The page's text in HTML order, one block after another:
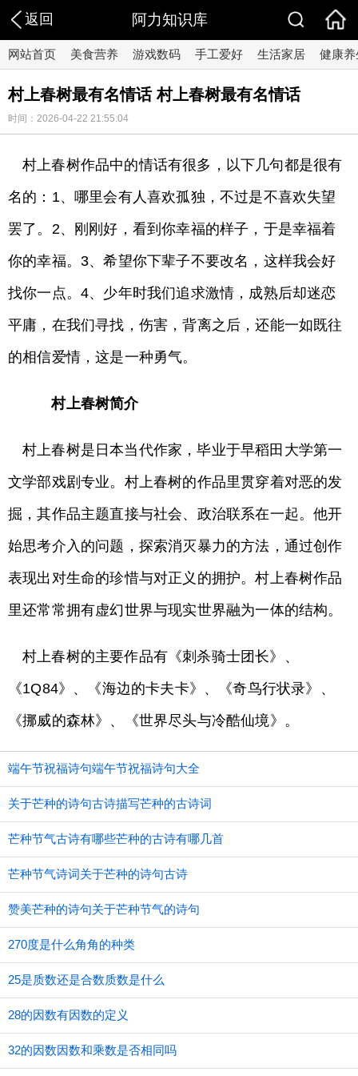
返回 阿力知识库
网站首页 美食营养 游戏数码 手工爱好 生活家居 健康养
村上春树最有名情话 村上春树最有名情话
时间：2026-04-22 21:55:04
村上春树作品中的情话有很多，以下几句都是很有
名的：1、哪里会有人喜欢孤独，不过是不喜欢失望
罢了。2、刚刚好，看到你幸福的样子，于是幸福着
你的幸福。3、希望你下辈子不要改名，这样我会好
找你一点。4、少年时我们追求激情，成熟后却迷恋
平庸，在我们寻找，伤害，背离之后，还能一如既往
的相信爱情，这是一种勇气。
村上春树简介
村上春树是日本当代作家，毕业于早稻田大学第一
文学部戏剧专业。村上春树的作品里贯穿着对恶的发
掘，其作品主题直接与社会、政治联系在一起。他开
始思考介入的问题，探索消灭暴力的方法，通过创作
表现出对生命的珍惜与对正义的拥护。村上春树作品
里还常常拥有虚幻世界与现实世界融为一体的结构。
村上春树的主要作品有《刺杀骑士团长》、
《1Q84》、《海边的卡夫卡》、《奇鸟行状录》、
《挪威的森林》、《世界尽头与冷酷仙境》。
端午节祝福诗句端午节祝福诗句大全
关于芒种的诗句古诗描写芒种的古诗词
芒种节气古诗有哪些芒种的古诗有哪几首
芒种节气诗词关于芒种的诗句古诗
赞美芒种的诗句关于芒种节气的诗句
270度是什么角角的种类
25是质数还是合数质数是什么
28的因数有因数的定义
32的因数因数和乘数是否相同吗